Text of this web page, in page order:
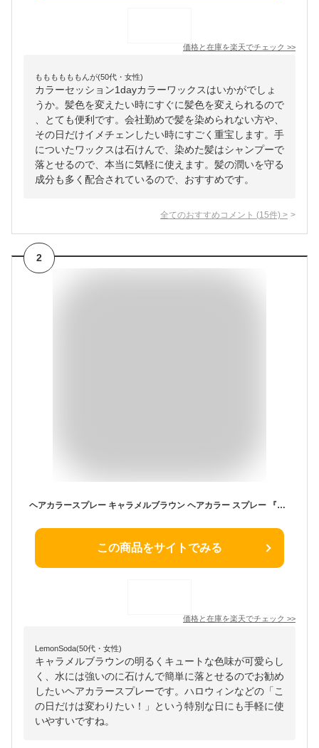
価格と在庫を楽天でチェック >>
ももももももんが(50代・女性)
カラーセッション1dayカラーワックスはいかがでしょ
うか。髪色を変えたい時にすぐに髪色を変えられるので
、とても便利です。会社勤めで髪を染められない方や、
その日だけイメチェンしたい時にすごく重宝します。手
についたワックスは石けんで、染めた髪はシャンプーで
落とせるので、本当に気軽に使えます。髪の潤いを守る
成分も多く配合されているので、おすすめです。
全てのおすすめコメント (15件) >
2
ヘアカラースプレー キャラメルブラウン ヘアカラー スプレー 『劇的ヘアカラー自由自在 デコ』髪染めスプレー ヘアスプレー カラー 1日染め 1day おすすめ カラースプレー 髪 茶髪 メンズ レディース 汗・水に強い 石鹸で落とせる【営業時間内注文で即日発送】
この商品をサイトでみる
価格と在庫を楽天でチェック >>
LemonSoda(50代・女性)
キャラメルブラウンの明るくキュートな色味が可愛らし
く、水には強いのに石けんで簡単に落とせるのでお勧め
したいヘアカラースプレーです。ハロウィンなどの「こ
の日だけは変わりたい！」という特別な日にも手軽に使
いやすいですね。